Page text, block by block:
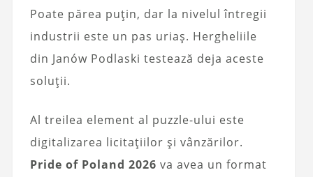
Poate părea puțin, dar la nivelul întregii
industrii este un pas uriaș. Hergheliile
din Janów Podlaski testează deja aceste
soluții.
Al treilea element al puzzle-ului este
digitalizarea licitațiilor și vânzărilor.
Pride of Poland 2026 va avea un format